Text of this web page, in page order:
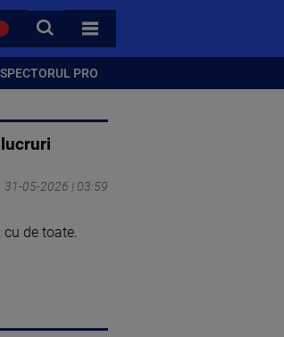
CAUTA
TOATE CATEGORIILE
PRO
31-05-2026 | 03:59
cu de toate.